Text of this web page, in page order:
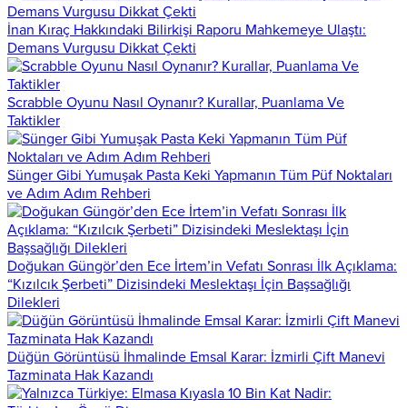
İnan Kıraç Hakkındaki Bilirkişi Raporu Mahkemeye Ulaştı:
Demans Vurgusu Dikkat Çekti
Scrabble Oyunu Nasıl Oynanır? Kurallar, Puanlama Ve
Taktikler
Sünger Gibi Yumuşak Pasta Keki Yapmanın Tüm Püf Noktaları
ve Adım Adım Rehberi
Doğukan Güngör’den Ece İrtem’in Vefatı Sonrası İlk Açıklama:
“Kızılcık Şerbeti” Dizisindeki Meslektaşı İçin Başsağlığı
Dilekleri
Düğün Görüntüsü İhmalinde Emsal Karar: İzmirli Çift Manevi
Tazminata Hak Kazandı